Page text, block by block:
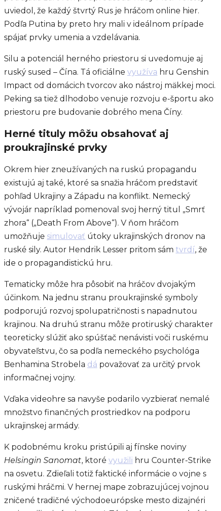
uviedol, že každý štvrtý Rus je hráčom online hier.
Podľa Putina by preto hry mali v ideálnom prípade
spájať prvky umenia a vzdelávania.
Silu a potenciál herného priestoru si uvedomuje aj
ruský sused – Čína. Tá oficiálne využíva hru Genshin
Impact od domácich tvorcov ako nástroj mäkkej moci.
Peking sa tiež dlhodobo venuje rozvoju e-športu ako
priestoru pre budovanie dobrého mena Číny.
Herné tituly môžu obsahovať aj
proukrajinské prvky
Okrem hier zneužívaných na ruskú propagandu
existujú aj také, ktoré sa snažia hráčom predstaviť
pohľad Ukrajiny a Západu na konflikt. Nemecký
vývojár napríklad pomenoval svoj herný titul „Smrť
zhora“ („Death From Above“). V ňom hráčom
umožňuje simulovať útoky ukrajinských dronov na
ruské sily. Autor Hendrik Lesser pritom sám tvrdí, že
ide o propagandistickú hru.
Tematicky môže hra pôsobiť na hráčov dvojakým
účinkom. Na jednu stranu proukrajinské symboly
podporujú rozvoj spolupatričnosti s napadnutou
krajinou. Na druhú stranu môže protiruský charakter
teoreticky slúžiť ako spúšťač nenávisti voči ruskému
obyvateľstvu, čo sa podľa nemeckého psychológa
Benhamina Strobela dá považovať za určitý prvok
informačnej vojny.
Vďaka videohre sa navyše podarilo vyzbierať nemalé
množstvo finančných prostriedkov na podporu
ukrajinskej armády.
K podobnému kroku pristúpili aj fínske noviny
Helsingin Sanomat, ktoré využili hru Counter-Strike
na osvetu. Zdieľali totiž faktické informácie o vojne s
ruskými hráčmi. V hernej mape zobrazujúcej vojnou
zničené tradičné východoeurópske mesto dizajnéri